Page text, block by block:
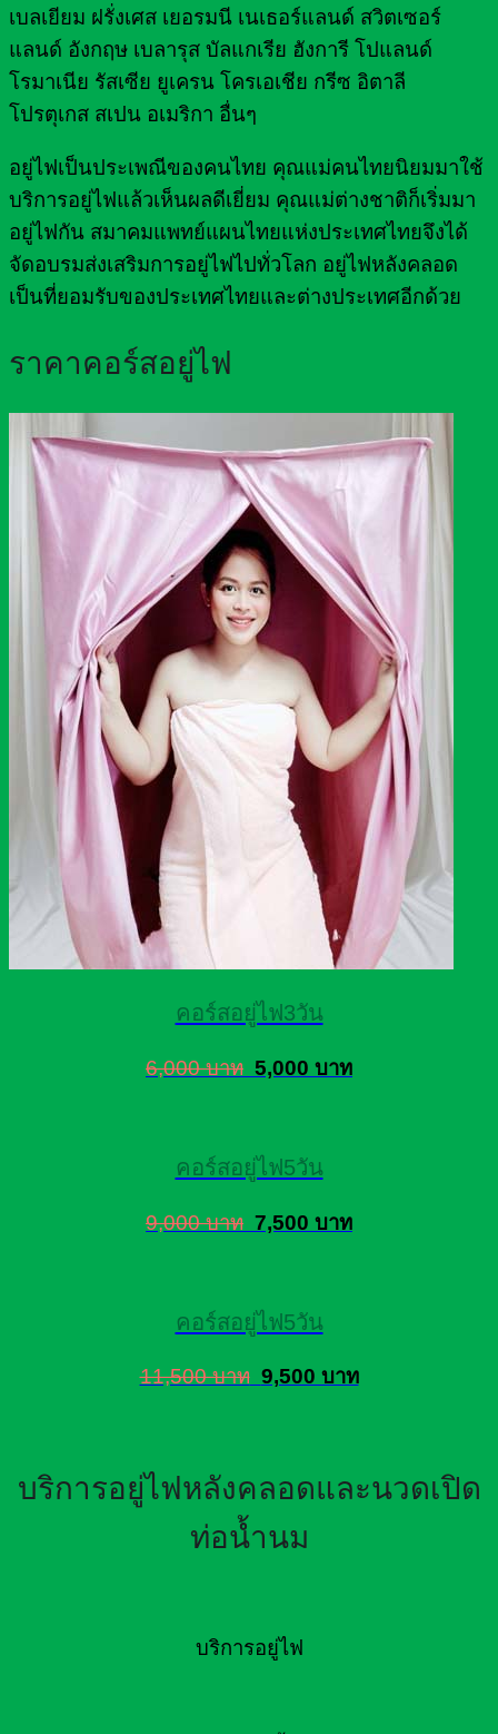
เบลเยียม ฝรั่งเศส เยอรมนี เนเธอร์แลนด์ สวิตเซอร์
แลนด์ อังกฤษ เบลารุส บัลแกเรีย ฮังการี โปแลนด์
โรมาเนีย รัสเซีย ยูเครน โครเอเชีย กรีซ อิตาลี
โปรตุเกส สเปน อเมริกา อื่นๆ
อยู่ไฟเป็นประเพณีของคนไทย คุณแม่คนไทยนิยมมาใช้
บริการอยู่ไฟแล้วเห็นผลดีเยี่ยม คุณแม่ต่างชาติก็เริ่มมา
อยู่ไฟกัน สมาคมแพทย์แผนไทยแห่งประเทศไทยจึงได้
จัดอบรมส่งเสริมการอยู่ไฟไปทั่วโลก อยู่ไฟหลังคลอด
เป็นที่ยอมรับของประเทศไทยและต่างประเทศอีกด้วย
ราคาคอร์สอยู่ไฟ
คอร์สอยู่ไฟ3วัน
6,000 บาท 5,000 บาท
คอร์สอยู่ไฟ5วัน
9,000 บาท 7,500 บาท
คอร์สอยู่ไฟ5วัน
11,500 บาท 9,500 บาท
บริการอยู่ไฟหลังคลอดและนวดเปิด
ท่อน้ำนม
บริการอยู่ไฟ